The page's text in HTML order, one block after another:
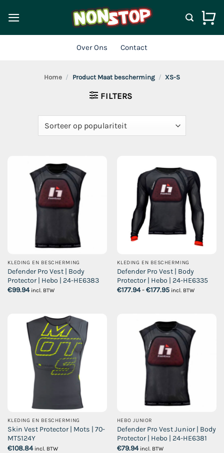
naar
Over Ons Contact
Home / Product Maat bescherming / XS-S
FILTERS
KLEDING EN BESCHERMING
Defender Pro Vest | Body
Protector | Hebo | 24-HE6383
€99.94 incl. BTW
KLEDING EN BESCHERMING
Defender Pro Vest | Body
Protector | Hebo | 24-HE6335
€177.94-€177.95Prijsklasse:
incl. BTW
KLEDING EN BESCHERMING
Skin Vest Protector | Mots | 70-
MT5124Y
€108.84 incl. BTW
HEBO JUNIOR
Defender Pro Vest Junior | Body
Protector | Hebo | 24-HE6381
€79.94 incl. BTW